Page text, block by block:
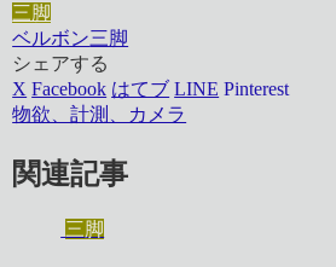
三脚
ベルボン三脚
シェアする
X Facebook はてブ LINE Pinterest
物欲、計測、カメラ
関連記事
三脚